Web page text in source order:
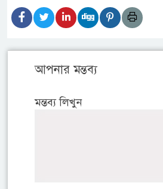
আপনার মন্তব্য
মন্তব্য লিখুন